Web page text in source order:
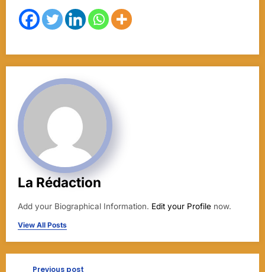
La Rédaction
Add your Biographical Information. Edit your Profile now.
View All Posts
Previous post